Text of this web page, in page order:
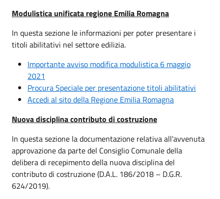
Modulistica unificata regione Emilia Romagna
In questa sezione le informazioni per poter presentare i
titoli abilitativi nel settore edilizia.
Importante avviso modifica modulistica 6 maggio
2021
Procura Speciale per presentazione titoli abilitativi
Accedi al sito della Regione Emilia Romagna
Nuova disciplina contributo di costruzione
In questa sezione la documentazione relativa all'avvenuta
approvazione da parte del Consiglio Comunale della
delibera di recepimento della nuova disciplina del
contributo di costruzione (D.A.L. 186/2018 – D.G.R.
624/2019).